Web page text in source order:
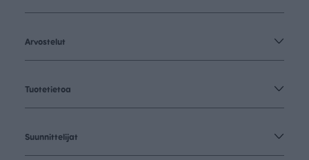
Arvostelut
Tuotetietoa
Suunnittelijat